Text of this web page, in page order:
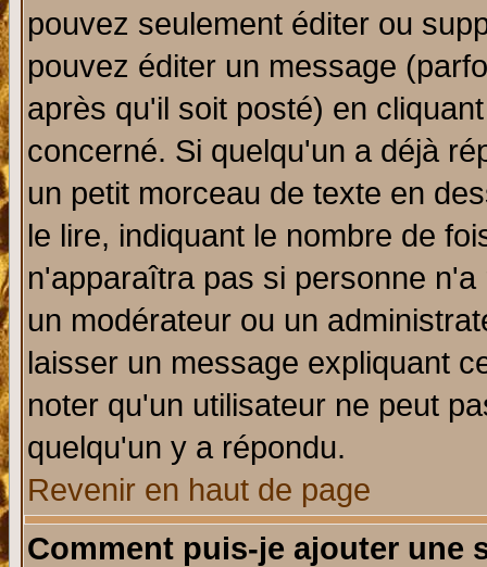
pouvez seulement éditer ou
pouvez éditer un message
après qu'il soit posté) en
concerné. Si quelqu'un a déjà
un petit morceau de texte en
le lire, indiquant le nombre de
n'apparaîtra pas si personne
un modérateur ou un
laisser un message expliquant
noter qu'un utilisateur ne peut
quelqu'un y a répondu.
Revenir en haut de page
Comment puis-je ajouter une